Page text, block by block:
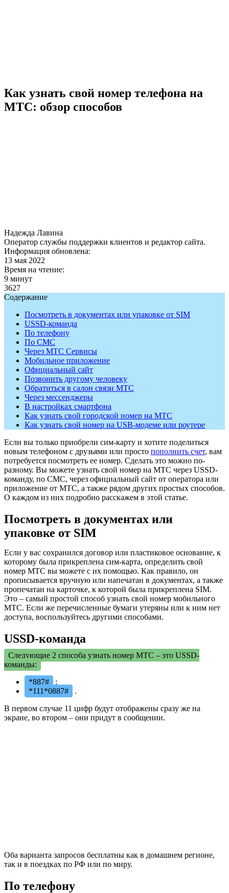
Как узнать свой номер телефона на
МТС: обзор способов
Надежда Лавина
Оператор службы поддержки клиентов и редактор сайта.
Информация обновлена:
13 мая 2022
Время на чтение:
9 минут
3627
Содержание
Посмотреть в документах или упаковке от SIM
USSD-команда
По телефону
По СМС
Через МТС Сервисы
Мобильное приложение
Официальный сайт
Позвонить другому человеку
Обратиться в салон связи МТС
Через мессенджеры
В настройках смартфона
Как узнать свой городской номер на МТС
Как узнать свой номер на USB-модеме или роутере
Если вы только приобрели сим-карту и хотите поделиться
новым телефоном с друзьями или просто пополнить счет, вам
потребуется посмотреть ее номер. Сделать это можно по-
разному. Вы можете узнать свой номер на МТС через USSD-
команду, по СМС, через официальный сайт от оператора или
приложение от МТС, а также рядом других простых способов.
О каждом из них подробно расскажем в этой статье.
Посмотреть в документах или
упаковке от SIM
Если у вас сохранился договор или пластиковое основание, к
которому была прикреплена сим-карта, определить свой
номер МТС вы можете с их помощью. Как правило, он
прописывается вручную или напечатан в документах, а также
пропечатан на карточке, к которой была прикреплена SIM.
Это – самый простой способ узнать свой номер мобильного
МТС. Если же перечисленные бумаги утеряны или к ним нет
доступа, воспользуйтесь другими способами.
USSD-команда
Следующие 2 способа узнать номер МТС – это USSD-
команды:
*887#
;
*111*0887#
.
В первом случае 11 цифр будут отображены сразу же на
экране, во втором – они придут в сообщении.
Оба варианта запросов бесплатны как в домашнем регионе,
так и в поездках по РФ или по миру.
По телефону